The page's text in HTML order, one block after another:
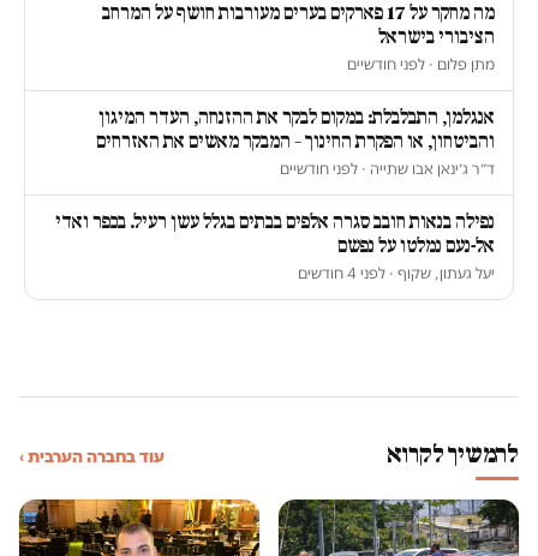
מה מחקר על 17 פארקים בערים מעורבות חושף על המרחב
הציבורי בישראל
מתן פלום · לפני חודשיים
אנגלמן, התבלבלת: במקום לבקר את ההזנחה, העדר המיגון
והביטחון, או הפקרת החינוך – המבקר מאשים את האזרחים
ד״ר ג׳ינאן אבו שתייה · לפני חודשיים
נפילה בנאות חובב סגרה אלפים בבתים בגלל עשן רעיל. בכפר ואדי
אל-נעם נמלטו על נפשם
יעל געתון, שקוף · לפני 4 חודשים
להמשיך לקרוא עוד בחברה הערבית ›